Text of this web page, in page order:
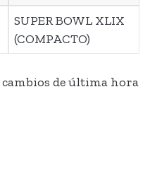
SUPER BOWL XLIX
(COMPACTO)
de última hora